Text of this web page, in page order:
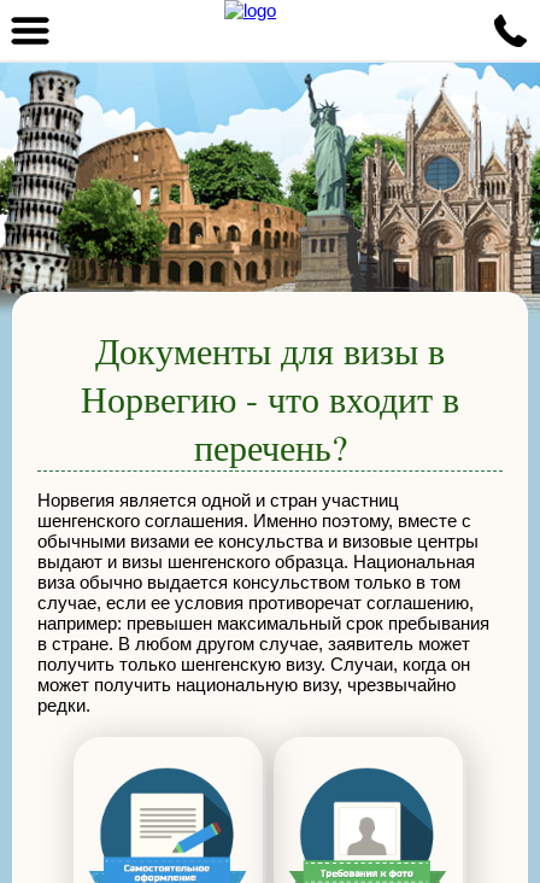
Документы для визы в
Норвегию - что входит в
перечень?
Норвегия является одной и стран участниц
шенгенского соглашения. Именно поэтому, вместе с
обычными визами ее консульства и визовые центры
выдают и визы шенгенского образца. Национальная
виза обычно выдается консульством только в том
случае, если ее условия противоречат соглашению,
например: превышен максимальный срок пребывания
в стране. В любом другом случае, заявитель может
получить только шенгенскую визу. Случаи, когда он
может получить национальную визу, чрезвычайно
редки.